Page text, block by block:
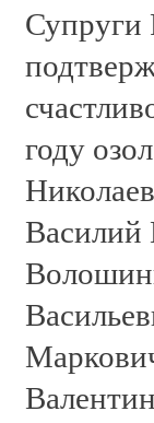
Супруги
году
Василий